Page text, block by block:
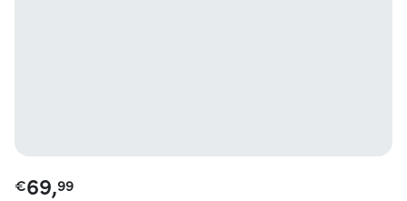
€69,99